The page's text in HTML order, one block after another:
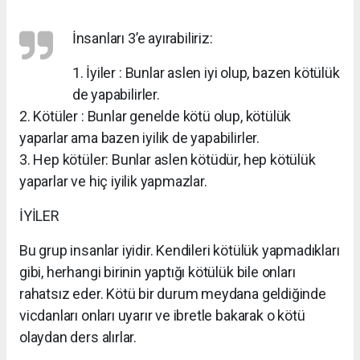
İnsanları 3’e ayırabiliriz:
1. İyiler : Bunlar aslen iyi olup, bazen kötülük
de yapabilirler.
2. Kötüler : Bunlar genelde kötü olup, kötülük
yaparlar ama bazen iyilik de yapabilirler.
3. Hep kötüler: Bunlar aslen kötüdür, hep kötülük
yaparlar ve hiç iyilik yapmazlar.
İYİLER
Bu grup insanlar iyidir. Kendileri kötülük yapmadıkları
gibi, herhangi birinin yaptığı kötülük bile onları
rahatsız eder. Kötü bir durum meydana geldiğinde
vicdanları onları uyarır ve ibretle bakarak o kötü
olaydan ders alırlar.